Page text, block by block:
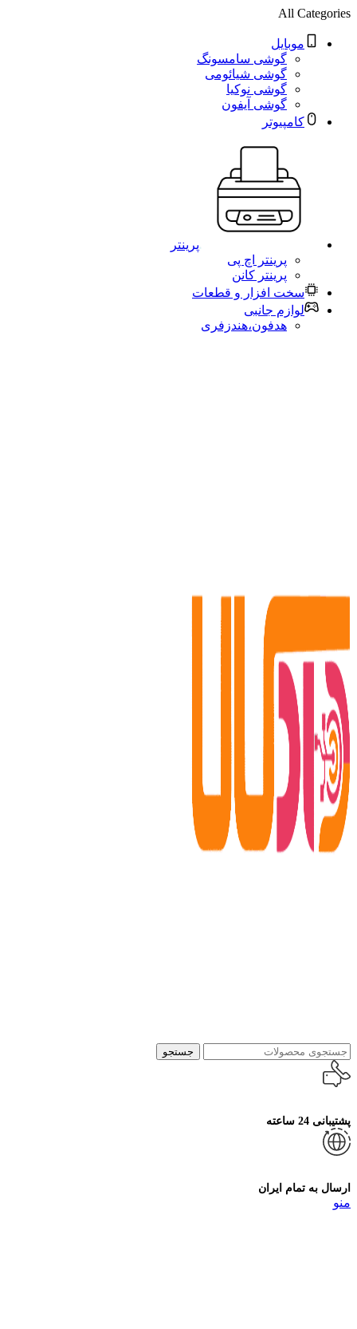
All Categories
موبایل
گوشی سامسونگ
گوشی شیائومی
گوشی نوکیا
گوشی آیفون
کامپیوتر
پرینتر
پرینتر اچ پی
پرینتر کانن
سخت افزار و قطعات
لوازم جانبی
هدفون،هندزفری
جستجو
پشتیبانی 24 ساعته
ارسال به تمام ایران
منو